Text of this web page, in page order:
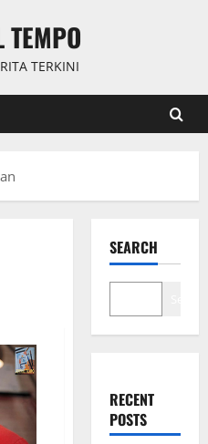
TEMPO
TERKINI
SEARCH
RECENT
POSTS